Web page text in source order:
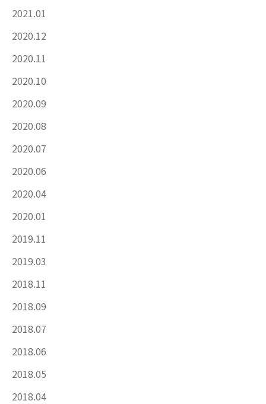
2021.01
2020.12
2020.11
2020.10
2020.09
2020.08
2020.07
2020.06
2020.04
2020.01
2019.11
2019.03
2018.11
2018.09
2018.07
2018.06
2018.05
2018.04